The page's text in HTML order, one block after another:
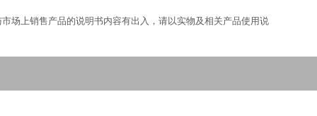
场上销售产品的说明书内容有出入，请以实物及相关产品使用说